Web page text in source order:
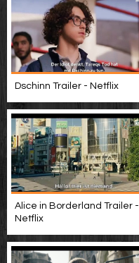
Dschinn Trailer - Netflix
Alice in Borderland Trailer -
Netflix